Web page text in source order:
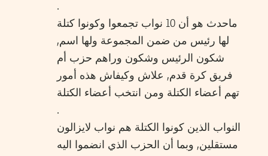
.
ماحدث هو أن 10 نواب تجمعوا وكونوا كتلة
لها رئيس من ضمن المجموعة ولها اسم,
شكون الرئيس وشكون وراهم حزب أم
فريق كرة قدم, علاش وكيفاش هذه أمور
تهم أعضاء الكتلة ومن انتخب أعضاء الكتلة
.
النواب الذين كونوا الكتلة هم نواب لايزالون
مستقلين, وبما أن الحزب الذي انضموا اليه